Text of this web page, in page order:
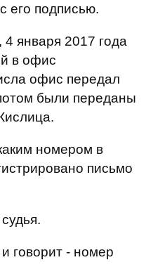
его подписью.
января 2017 года
в офис
офис передал
были переданы
номером в
письмо
говорит - номер